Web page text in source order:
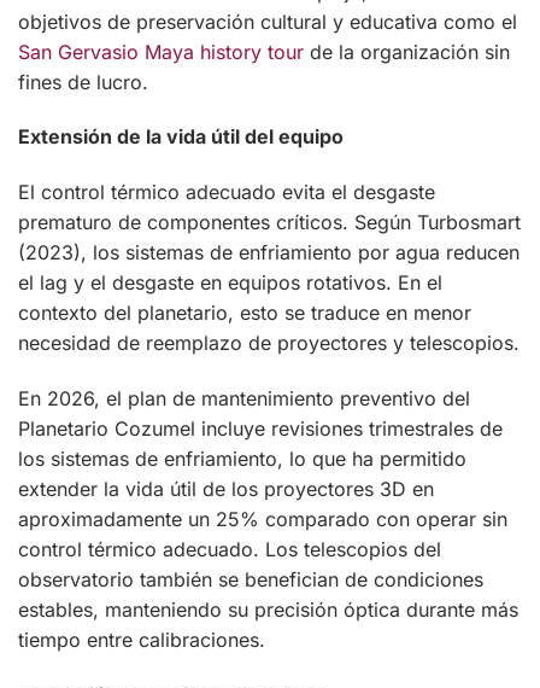
objetivos de preservación cultural y educativa como el
San Gervasio Maya history tour de la organización sin
fines de lucro.
Extensión de la vida útil del equipo
El control térmico adecuado evita el desgaste
prematuro de componentes críticos. Según Turbosmart
(2023), los sistemas de enfriamiento por agua reducen
el lag y el desgaste en equipos rotativos. En el
contexto del planetario, esto se traduce en menor
necesidad de reemplazo de proyectores y telescopios.
En 2026, el plan de mantenimiento preventivo del
Planetario Cozumel incluye revisiones trimestrales de
los sistemas de enfriamiento, lo que ha permitido
extender la vida útil de los proyectores 3D en
aproximadamente un 25% comparado con operar sin
control térmico adecuado. Los telescopios del
observatorio también se benefician de condiciones
estables, manteniendo su precisión óptica durante más
tiempo entre calibraciones.